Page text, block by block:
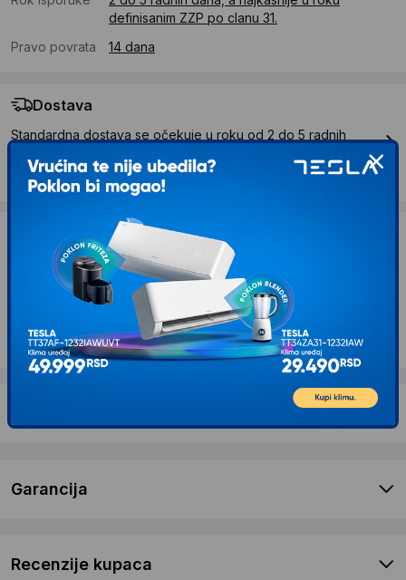
definisanim ZZP po clanu 31.
Pravo povrata
14 dana
Dostava
Standardna dostava se očekuje u roku od 2 do 5 radnih
dana
Troskovi dostave 490 RSD
Želite li ponudu za firmu?
Kontaktirajte nas
Opis proizvoda ARDES AR4W04P Kupatilska
keramicka grejalica
Garancija
Recenzije kupaca